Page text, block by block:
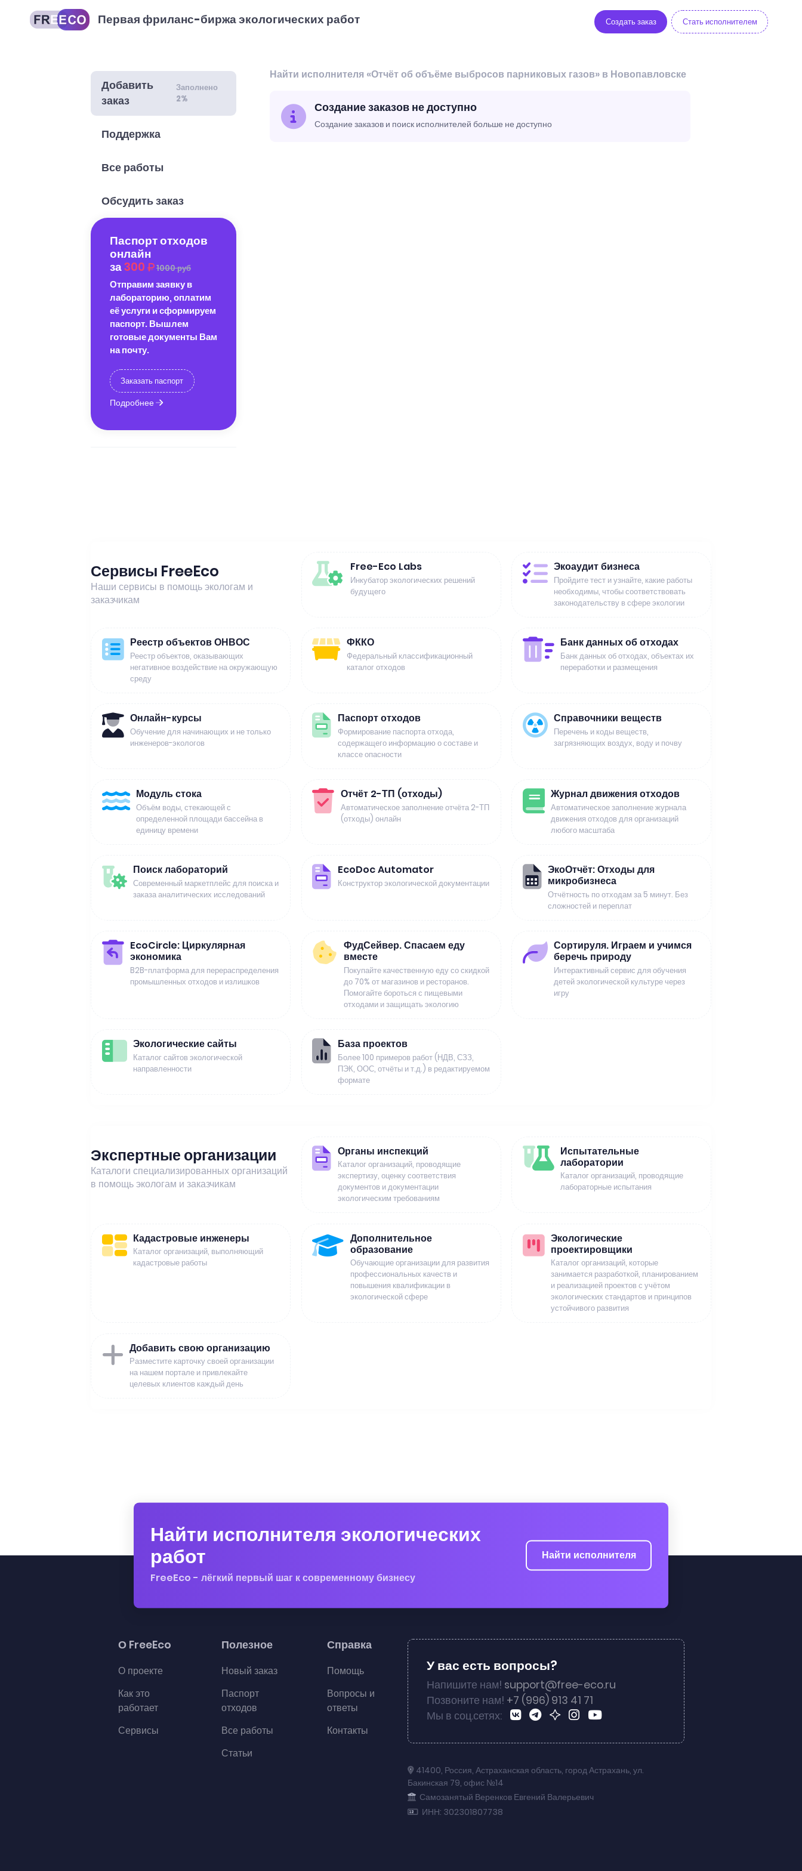
Первая фриланс-биржа экологических работ Создать заказ Стать исполнителем
Добавить
заказ
Заполнено
2%
Поддержка
Все работы
Обсудить заказ
Паспорт отходов
онлайн
за300 1000 руб
Отправим заявку в
лабораторию, оплатим
её услуги и сформируем
паспорт. Вышлем
готовые документы Вам
на почту.
Заказать паспорт
Подробнее
Найти исполнителя «Отчёт об объёме выбросов парниковых газов» в Новопавловске
Создание заказов не доступно
Создание заказов и поиск исполнителей больше не доступно
Сервисы FreeEco
Наши сервисы в помощь экологам и
заказчикам
Free-Eco Labs
Инкубатор экологических решений
будущего
Экоаудит бизнеса
Пройдите тест и узнайте, какие работы
необходимы, чтобы соответствовать
законодательству в сфере экологии
Реестр объектов ОНВОС
Реестр объектов, оказывающих
негативное воздействие на окружающую
среду
ФККО
Федеральный классификационный
каталог отходов
Банк данных об отходах
Банк данных об отходах, объектах их
переработки и размещения
Онлайн-курсы
Обучение для начинающих и не только
инженеров-экологов
Паспорт отходов
Формирование паспорта отхода,
содержащего информацию о составе и
классе опасности
Справочники веществ
Перечень и коды веществ,
загрязняющих воздух, воду и почву
Модуль стока
Объём воды, стекающей с
определенной площади бассейна в
единицу времени
Отчёт 2-ТП (отходы)
Автоматическое заполнение отчёта 2-ТП
(отходы) онлайн
Журнал движения отходов
Автоматическое заполнение журнала
движения отходов для организаций
любого масштаба
Поиск лабораторий
Современный маркетплейс для поиска и
заказа аналитических исследований
EcoDoc Automator
Конструктор экологической документации
ЭкоОтчёт: Отходы для
микробизнеса
Отчётность по отходам за 5 минут. Без
сложностей и переплат
EcoCircle: Циркулярная
экономика
B2B-платформа для перераспределения
промышленных отходов и излишков
ФудСейвер. Спасаем еду
вместе
Покупайте качественную еду со скидкой
до 70% от магазинов и ресторанов.
Помогайте бороться с пищевыми
отходами и защищать экологию
Сортируля. Играем и учимся
беречь природу
Интерактивный сервис для обучения
детей экологической культуре через
игру
Экологические сайты
Каталог сайтов экологической
направленности
База проектов
Более 100 примеров работ (НДВ, СЗЗ,
ПЭК, ООС, отчёты и т.д.) в редактируемом
формате
Экспертные организации
Каталоги специализированных организаций
в помощь экологам и заказчикам
Органы инспекций
Каталог организаций, проводящие
экспертизу, оценку соответствия
документов и документации
экологическим требованиям
Испытательные
лаборатории
Каталог организаций, проводящие
лабораторные испытания
Кадастровые инженеры
Каталог организаций, выполняющий
кадастровые работы
Дополнительное
образование
Обучающие организации для развития
профессиональных качеств и
повышения квалификации в
экологической сфере
Экологические
проектировщики
Каталог организаций, которые
занимается разработкой, планированием
и реализацией проектов с учётом
экологических стандартов и принципов
устойчивого развития
Добавить свою организацию
Разместите карточку своей организации
на нашем портале и привлекайте
целевых клиентов каждый день
Найти исполнителя экологических
работ
FreeEco - лёгкий первый шаг к современному бизнесу
Найти исполнителя
О FreeEco
О проекте
Как это
работает
Сервисы
Полезное
Новый заказ
Паспорт
отходов
Все работы
Статьи
Справка
Помощь
Вопросы и
ответы
Контакты
У вас есть вопросы?
Напишите нам! support@free-eco.ru
Позвоните нам! +7 (996) 913 41 71
Мы в соц.сетях:
41400, Россия, Астраханская область, город Астрахань, ул.
Бакинская 79, офис №14
Самозанятый Веренков Евгений Валерьевич
ИНН: 302301807738